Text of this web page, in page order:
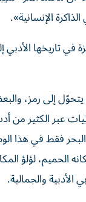
الإنسانية».
الأدبي
إلى رمز،
عبر الكثير من
فقط في هذا
الحميم، لؤلؤ
والجمالية.